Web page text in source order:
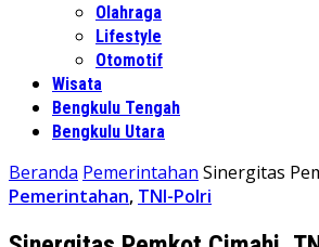
Olahraga
Lifestyle
Otomotif
Wisata
Bengkulu Tengah
Bengkulu Utara
Beranda Pemerintahan Sinergitas
Pemerintahan, TNI-Polri